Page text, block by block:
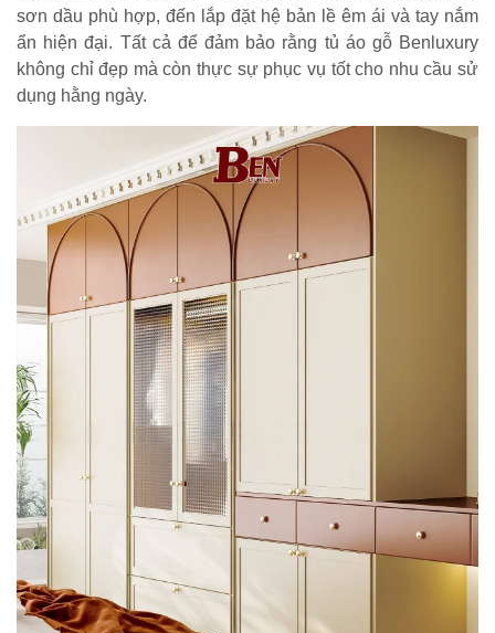
sơn dầu phù hợp, đến lắp đặt hệ bản lề êm ái và tay nắm
ẩn hiện đại. Tất cả để đảm bảo rằng tủ áo gỗ Benluxury
không chỉ đẹp mà còn thực sự phục vụ tốt cho nhu cầu sử
dụng hằng ngày.